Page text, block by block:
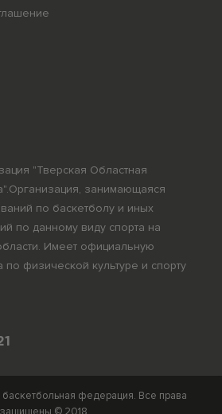
"Тверская Областная
занимающаяся
по баскетболу и иных
по данному виду спорта на
Имеет официальную
по физической культуре и спорту
баскетбольная федерация. Все права